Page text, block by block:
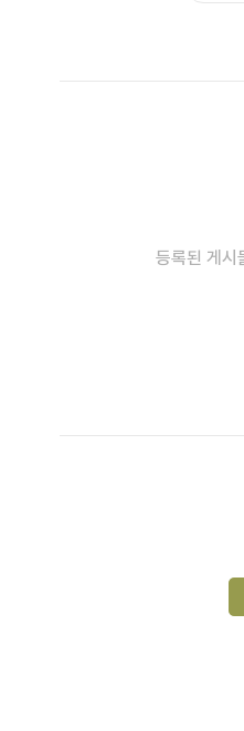
등록된 게시